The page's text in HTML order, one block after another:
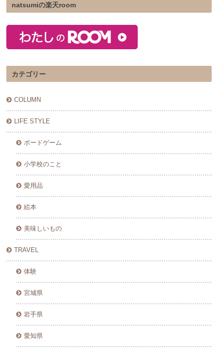
natsumiの楽天room
カテゴリー
COLUMN
LIFE STYLE
ボードゲーム
小学校のこと
愛用品
絵本
美味しいもの
TRAVEL
体験
宮城県
岩手県
愛知県